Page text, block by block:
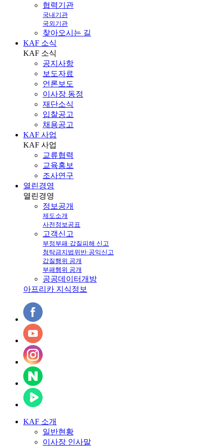
협력기관
국내기관
국외기관
찾아오시는 길
KAF 소식
KAF 소식
공지사항
보도자료
언론보도
이사장 동정
재단소식
입찰공고
채용공고
KAF 사업
KAF 사업
교류협력
교육홍보
조사연구
열린경영
열린경영
정보공개
제도소개
사전정보공표
고객신고
부정부패·갑질피해 신고
청탁금지법위반·공익신고
갑질행위 공개
부패행위 공개
공공데이터개방
아프리카 지식정보
KAF 소개
일반현황
이사장 인사말